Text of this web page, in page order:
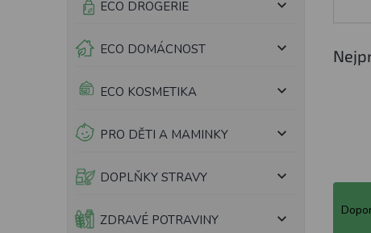
ECO DROGERIE
ECO DOMÁCNOST
ECO KOSMETIKA
PRO DĚTI A MAMINKY
DOPLŇKY STRAVY
ZDRAVÉ POTRAVINY
Ř